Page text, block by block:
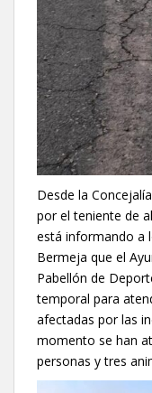
Desde la
por el teniente de
está informando a
Bermeja que el
Pabellón de
temporal para
afectadas por las
momento se han
personas y tres